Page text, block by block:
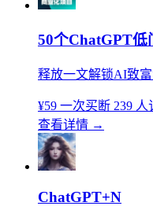
50个ChatGPT低
释放一文解锁AI致
¥59 一次买断 239 人
查看详情 →
ChatGPT+N